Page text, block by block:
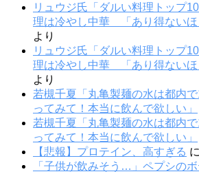
リュウジ氏「ダルい料理トップ
理は冷やし中華 「あり得ないほ
より
リュウジ氏「ダルい料理トップ
理は冷やし中華 「あり得ないほ
より
若槻千夏「丸亀製麺の水は都内
ってみて！本当に飲んで欲しい」
若槻千夏「丸亀製麺の水は都内
ってみて！本当に飲んで欲しい」
【悲報】プロテイン、高すぎる に
「子供が飲みそう…」ペプシの